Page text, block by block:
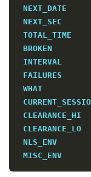
NEXT_DATE
NEXT_SEC
TOTAL_TIME
BROKEN
INTERVAL
FAILURES
WHAT
NLS_ENV
MISC_ENV